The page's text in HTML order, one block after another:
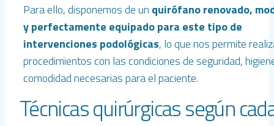
Para ello, disponemos de un quirófano renovado,
y perfectamente equipado para este tipo de
intervenciones podológicas, lo que nos permite
procedimientos con las condiciones de seguridad,
comodidad necesarias para el paciente.
Técnicas quirúrgicas según